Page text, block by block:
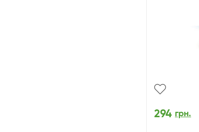
294 грн.